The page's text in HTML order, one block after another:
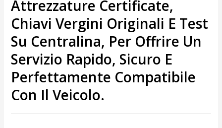
Attrezzature Certificate,
Chiavi Vergini Originali E Test
Su Centralina, Per Offrire Un
Servizio Rapido, Sicuro E
Perfettamente Compatibile
Con Il Veicolo.